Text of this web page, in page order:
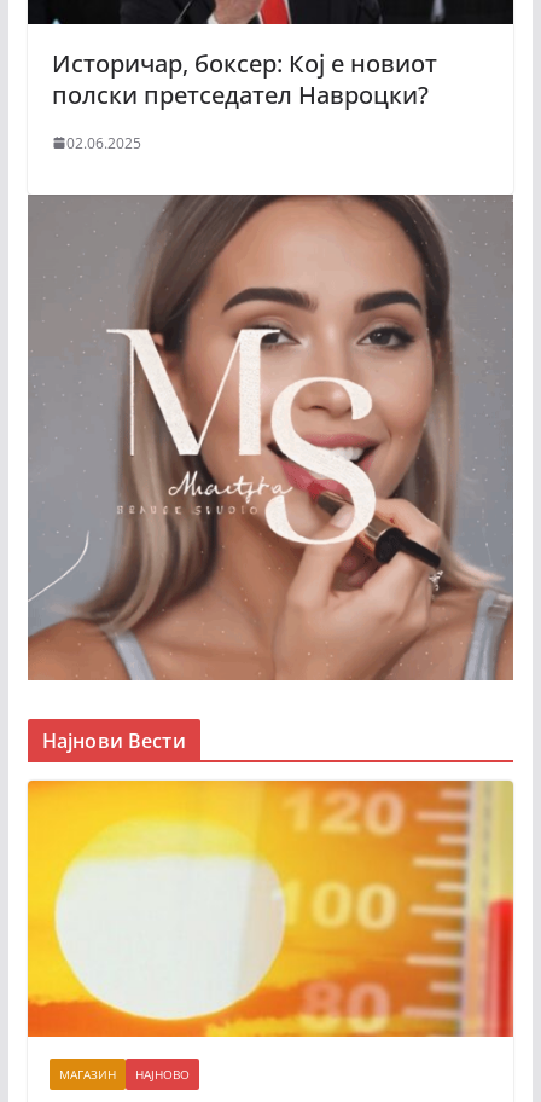
Историчар, боксер: Кој е новиот
полски претседател Навроцки?
02.06.2025
Најнови Вести
МАГАЗИН НАЈНОВО